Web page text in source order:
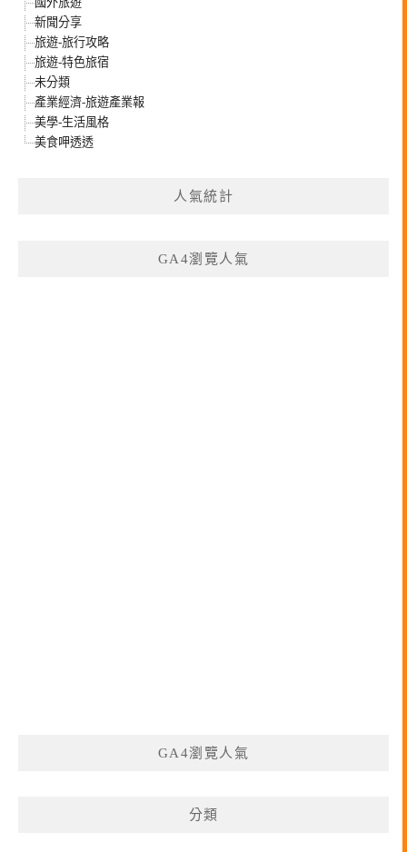
新聞分享
旅遊-旅行攻略
旅遊-特色旅宿
未分類
產業經濟-旅遊產業報
美學-生活風格
美食呷透透
人氣統計
GA4瀏覽人氣
GA4瀏覽人氣
分類